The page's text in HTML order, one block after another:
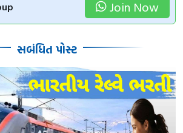
Join Now
સબંધિત પોસ્ટ